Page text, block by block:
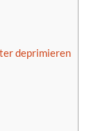
deprimieren